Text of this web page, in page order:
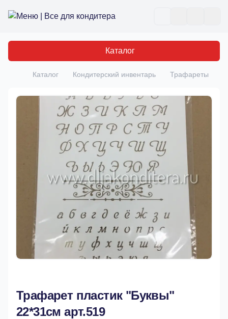
Все для кондитера
Каталог
Главная
Каталог Кондитерский инвентарь Трафареты
Трафарет пластик "Буквы"
22*31см арт.519